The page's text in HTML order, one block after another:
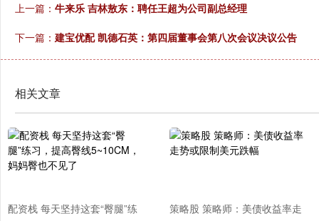
上一篇： 牛来乐 吉林敖东：聘任王超为公司副总经理
下一篇： 建宝优配 凯德石英：第四届董事会第八次会议决议公告
相关文章
配资栈 每天坚持这套“臀腿”练
策略股 策略师：美债收益率走